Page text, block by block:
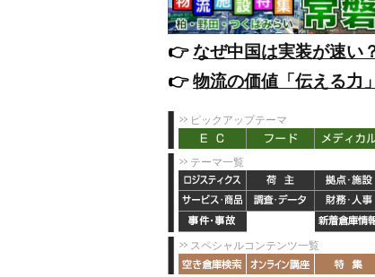
👉️なぜ中国は実装が速い
👉️物流の価値「伝える力
ピックアップテーマ
テーマ一覧
スペシャルコンテンツ一覧